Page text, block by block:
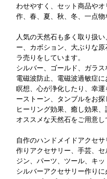
わせやすく、セット商品や
作、春、夏、秋、冬、一点物
人気の天然石も多く取り扱
ー、カボション、大ぶりな
ラ売りをしています。
シルバー、ゴールド、ガラス
電磁波防止、電磁波過敏症に
瞑想、心が浄化したり、幸
ーストーン、タンブルをお探
ヒーリング効果、癒し効果
オススメな天然石をご用意し
自作のハンドメイドアクセ
作りアクセサリー、手芸、
ジン、パーツ、ツール、キッ
シルバーアクセサリー作り